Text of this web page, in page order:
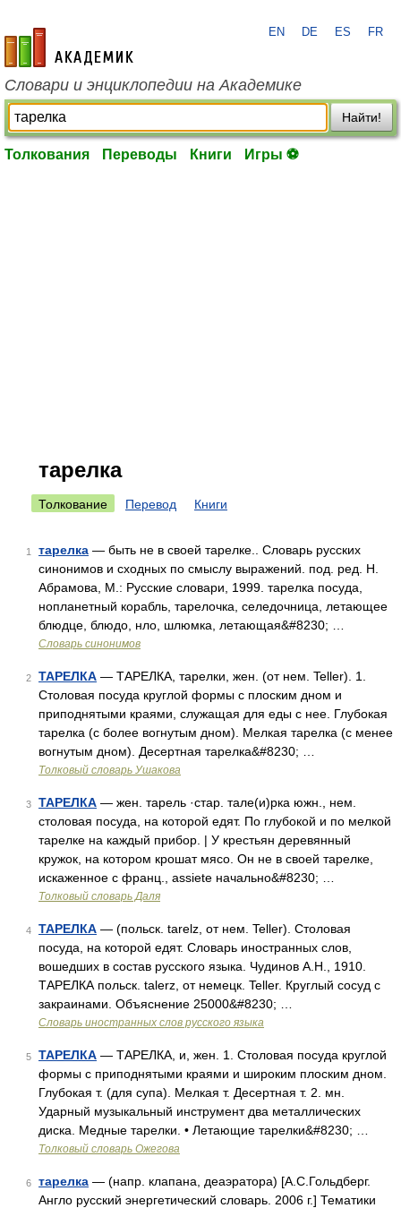
academic.ru
EN DE ES FR
Словари и энциклопедии на Академике
Найти!
Толкования Переводы Книги Игры ⚽
тарелка
Толкование Перевод Книги
1 тарелка — быть не в своей тарелке.. Словарь русских
синонимов и сходных по смыслу выражений. под. ред. Н.
Абрамова, М.: Русские словари, 1999. тарелка посуда,
нопланетный корабль, тарелочка, селедочница, летающее
блюдце, блюдо, нло, шлюмка, летающая&#8230; …
Словарь синонимов
2 ТАРЕЛКА — ТАРЕЛКА, тарелки, жен. (от нем. Teller). 1.
Столовая посуда круглой формы с плоским дном и
приподнятыми краями, служащая для еды с нее. Глубокая
тарелка (с более вогнутым дном). Мелкая тарелка (с менее
вогнутым дном). Десертная тарелка&#8230; …
Толковый словарь Ушакова
3 ТАРЕЛКА — жен. тарель ·стар. тале(и)рка южн., нем.
столовая посуда, на которой едят. По глубокой и по мелкой
тарелке на каждый прибор. | У крестьян деревянный
кружок, на котором крошат мясо. Он не в своей тарелке,
искаженное с франц., assiete начально&#8230; …
Толковый словарь Даля
4 ТАРЕЛКА — (польск. tarelz, от нем. Teller). Столовая
посуда, на которой едят. Словарь иностранных слов,
вошедших в состав русского языка. Чудинов А.Н., 1910.
ТАРЕЛКА польск. talerz, от немецк. Teller. Круглый сосуд с
закраинами. Объяснение 25000&#8230; …
Словарь иностранных слов русского языка
5 ТАРЕЛКА — ТАРЕЛКА, и, жен. 1. Столовая посуда круглой
формы с приподнятыми краями и широким плоским дном.
Глубокая т. (для супа). Мелкая т. Десертная т. 2. мн.
Ударный музыкальный инструмент два металлических
диска. Медные тарелки. • Летающие тарелки&#8230; …
Толковый словарь Ожегова
6 тарелка — (напр. клапана, деаэратора) [А.С.Гольдберг.
Англо русский энергетический словарь. 2006 г.] Тематики